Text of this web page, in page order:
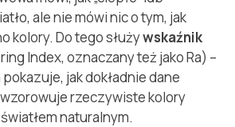
ale nie mówi nic o tym, jak
kolory. Do tego służywskaźnik
Index, oznaczany też jako Ra) –
jak dokładnie dane
rzeczywiste kolory
naturalnym.